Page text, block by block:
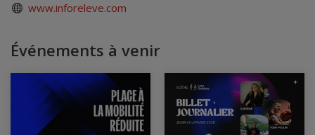
www.inforeleve.com
Événements à venir